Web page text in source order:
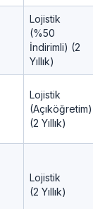
Lojistik
(%50
İndirimli) (2
Yıllık)
Lojistik
(Açıköğretim)
(2 Yıllık)
Lojistik
(2 Yıllık)